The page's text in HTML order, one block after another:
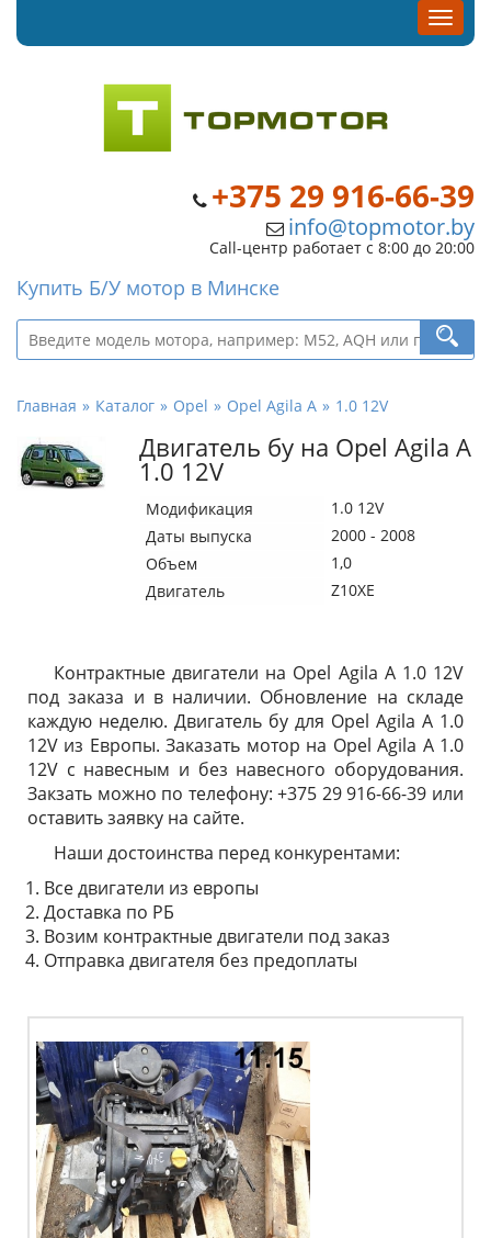
+375 29 916-66-39
info@topmotor.by
Call-центр работает с 8:00 до 20:00
Купить Б/У мотор в Минске
Главная Каталог Opel Opel Agila A 1.0 12V
Двигатель бу на Opel Agila A
1.0 12V
Модификация
1.0 12V
Даты выпуска
2000 - 2008
Объем
1,0
Двигатель
Z10XE
Контрактные двигатели на Opel Agila A 1.0 12V
под заказа и в наличии. Обновление на складе
каждую неделю. Двигатель бу для Opel Agila A 1.0
12V из Европы. Заказать мотор на Opel Agila A 1.0
12V с навесным и без навесного оборудования.
Закзать можно по телефону: +375 29 916-66-39 или
оставить заявку на сайте.
Наши достоинства перед конкурентами:
Все двигатели из европы
Доставка по РБ
Возим контрактные двигатели под заказ
Отправка двигателя без предоплаты